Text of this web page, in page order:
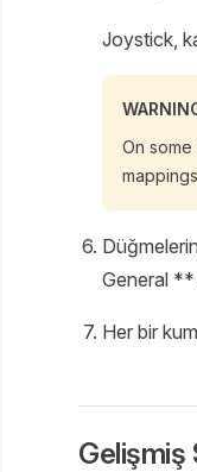
Joystick,
On
General
Her bir
Gelişmiş